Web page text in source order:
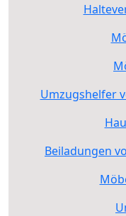
Umzugshelfer
Beiladungen